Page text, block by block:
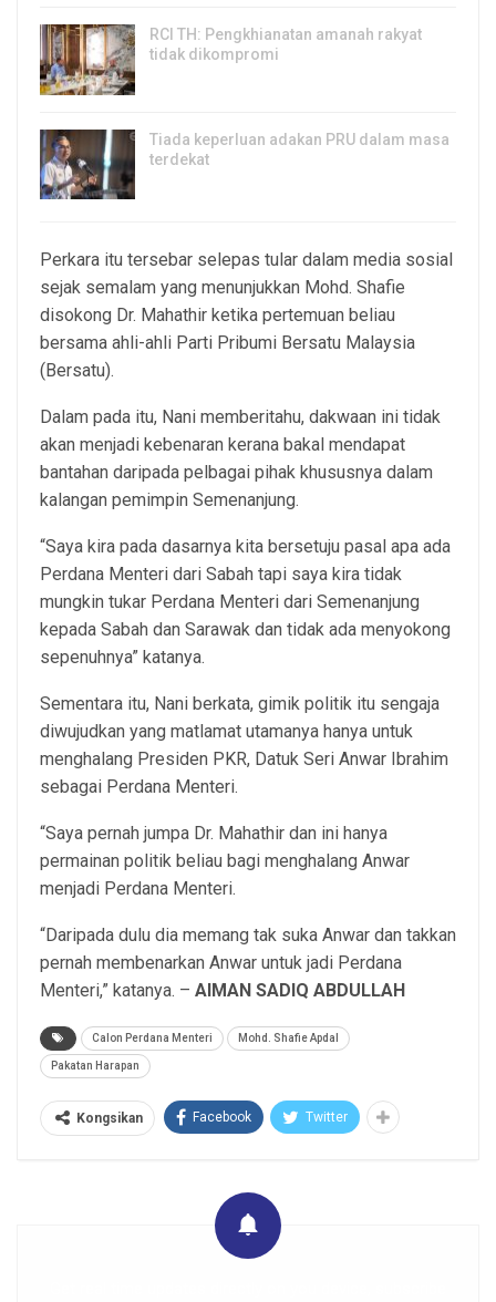
RCI TH: Pengkhianatan amanah rakyat
tidak dikompromi
Tiada keperluan adakan PRU dalam masa
terdekat
Perkara itu tersebar selepas tular dalam media sosial
sejak semalam yang menunjukkan Mohd. Shafie
disokong Dr. Mahathir ketika pertemuan beliau
bersama ahli-ahli Parti Pribumi Bersatu Malaysia
(Bersatu).
Dalam pada itu, Nani memberitahu, dakwaan ini tidak
akan menjadi kebenaran kerana bakal mendapat
bantahan daripada pelbagai pihak khususnya dalam
kalangan pemimpin Semenanjung.
“Saya kira pada dasarnya kita bersetuju pasal apa ada
Perdana Menteri dari Sabah tapi saya kira tidak
mungkin tukar Perdana Menteri dari Semenanjung
kepada Sabah dan Sarawak dan tidak ada menyokong
sepenuhnya” katanya.
Sementara itu, Nani berkata, gimik politik itu sengaja
diwujudkan yang matlamat utamanya hanya untuk
menghalang Presiden PKR, Datuk Seri Anwar Ibrahim
sebagai Perdana Menteri.
“Saya pernah jumpa Dr. Mahathir dan ini hanya
permainan politik beliau bagi menghalang Anwar
menjadi Perdana Menteri.
“Daripada dulu dia memang tak suka Anwar dan takkan
pernah membenarkan Anwar untuk jadi Perdana
Menteri,” katanya. – AIMAN SADIQ ABDULLAH
Calon Perdana Menteri Mohd. Shafie Apdal
Pakatan Harapan
Kongsikan Facebook Twitter